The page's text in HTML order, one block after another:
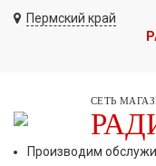
Пермский край
СЕТЬ
Производим